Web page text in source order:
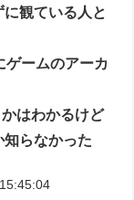
観ている人と
ゲームのアーカ
はわかるけど
らなかった